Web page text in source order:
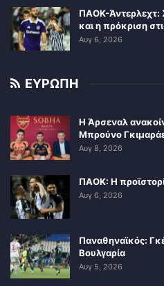
ΠΑΟΚ-Άντερλεχτ:
και η πρόκριση
Αυγ 6, 2026
ΕΥΡΩΠΗ
Η Άρσεναλ
Μπρούνο
Αυγ 8, 2026
ΠΑΟΚ: Η
Αυγ 6, 2026
Παναθηναϊκός:
Βουλγαρία
Αυγ 5, 2026